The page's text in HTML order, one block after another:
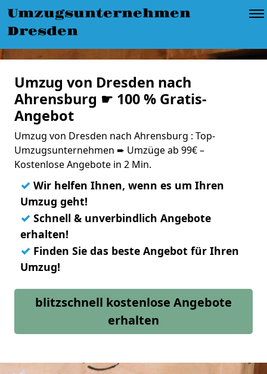
Umzugsunternehmen
Dresden
Umzug von Dresden nach
Ahrensburg ☛ 100 % Gratis-
Angebot
Umzug von Dresden nach Ahrensburg : Top-
Umzugsunternehmen ➨ Umzüge ab 99€ –
Kostenlose Angebote in 2 Min.
✓ Wir helfen Ihnen, wenn es um Ihren
Umzug geht!
✓ Schnell & unverbindlich Angebote
erhalten!
✓ Finden Sie das beste Angebot für Ihren
Umzug!
blitzschnell kostenlose Angebote
erhalten